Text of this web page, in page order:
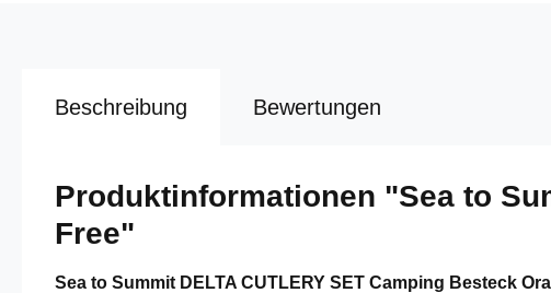
Beschreibung Bewertungen
Produktinformationen "Sea to
Free"
Sea to Summit DELTA CUTLERY SET Camping Besteck